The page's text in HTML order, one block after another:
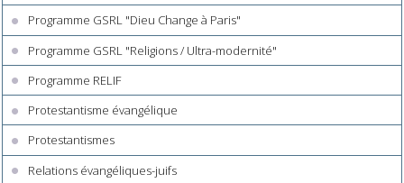
Programme GSRL "Dieu Change à Paris"
Programme GSRL "Religions / Ultra-modernité"
Programme RELIF
Protestantisme évangélique
Protestantismes
Relations évangéliques-juifs